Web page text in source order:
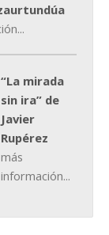
“La mirada
sin ira” de
Javier
Rupérez
más
información...